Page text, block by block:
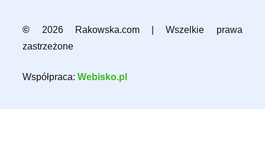
© 2026 Rakowska.com | Wszelkie prawa
zastrzeżone
Współpraca:Webisko.pl